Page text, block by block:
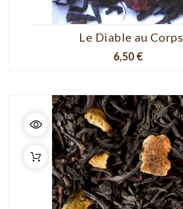
Le Diable au Corps
Prix
6,50 €